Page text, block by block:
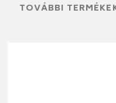
TOVÁBBI